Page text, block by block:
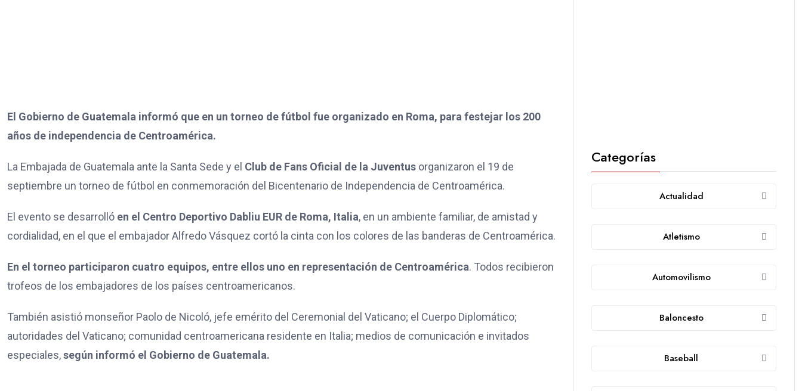
El Gobierno de Guatemala informó que en un torneo de fútbol fue organizado en Roma, para festejar los 200
años de independencia de Centroamérica.
La Embajada de Guatemala ante la Santa Sede y el Club de Fans Oficial de la Juventus organizaron el 19 de
septiembre un torneo de fútbol en conmemoración del Bicentenario de Independencia de Centroamérica.
El evento se desarrolló en el Centro Deportivo Dabliu EUR de Roma, Italia, en un ambiente familiar, de amistad y
cordialidad, en el que el embajador Alfredo Vásquez cortó la cinta con los colores de las banderas de Centroamérica.
En el torneo participaron cuatro equipos, entre ellos uno en representación de Centroamérica. Todos recibieron
trofeos de los embajadores de los países centroamericanos.
También asistió monseñor Paolo de Nicoló, jefe emérito del Ceremonial del Vaticano; el Cuerpo Diplomático;
autoridades del Vaticano; comunidad centroamericana residente en Italia; medios de comunicación e invitados
especiales,según informó el Gobierno de Guatemala.
Categorías
Actualidad
Atletismo
Automovilismo
Baloncesto
Baseball